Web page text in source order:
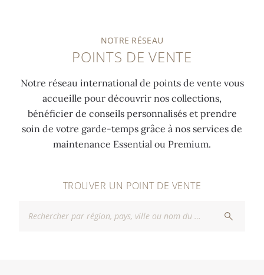
NOTRE RÉSEAU
POINTS DE VENTE
Notre réseau international de points de vente vous
accueille pour découvrir nos collections,
bénéficier de conseils personnalisés et prendre
soin de votre garde-temps grâce à nos services de
maintenance Essential ou Premium.
TROUVER UN POINT DE VENTE